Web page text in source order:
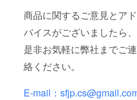
商品に関するご意見とアド
バイスがございましたら、
是非お気軽に弊社までご連
絡ください。
E-mail：